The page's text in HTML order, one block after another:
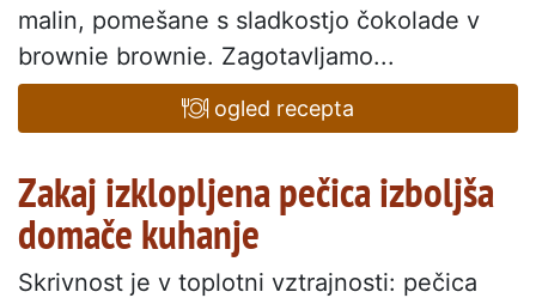
malin, pomešane s sladkostjo čokolade v
brownie brownie. Zagotavljamo...
ogled recepta
Zakaj izklopljena pečica izboljša
domače kuhanje
Skrivnost je v toplotni vztrajnosti: pečica